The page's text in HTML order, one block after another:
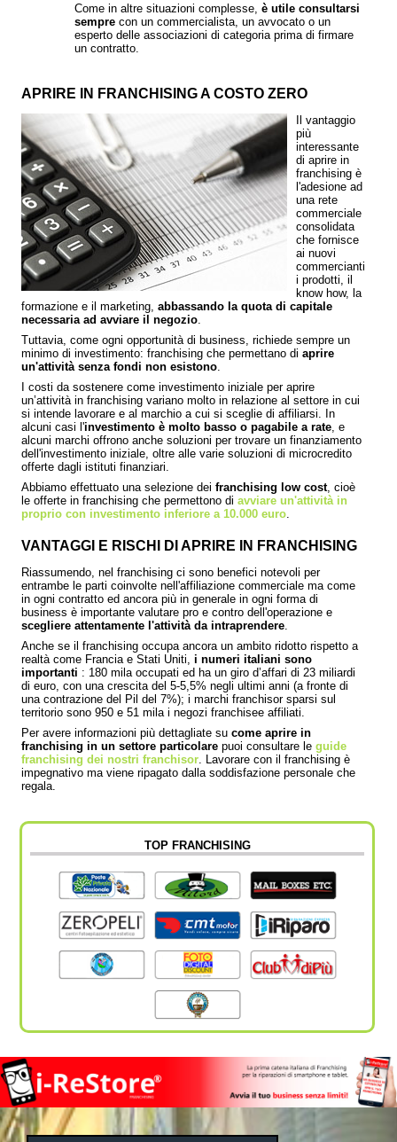
Come in altre situazioni complesse,è utile consultarsi
sempre con un commercialista, un avvocato o un
esperto delle associazioni di categoria prima di firmare
un contratto.
APRIRE IN FRANCHISING A COSTO ZERO
Il vantaggio
più
interessante
di aprire in
franchising è
l'adesione ad
una rete
commerciale
consolidata
che fornisce
ai nuovi
commercianti
i prodotti, il
know how, la
formazione e il marketing,abbassando la quota di capitale
necessaria ad avviare il negozio.
Tuttavia, come ogni opportunità di business, richiede sempre un
minimo di investimento: franchising che permettano diaprire
un'attività senza fondi non esistono.
I costi da sostenere come investimento iniziale per aprire
un’attività in franchising variano molto in relazione al settore in cui
si intende lavorare e al marchio a cui si sceglie di affiliarsi. In
alcuni casi l'investimento è molto basso o pagabile a rate, e
alcuni marchi offrono anche soluzioni per trovare un finanziamento
dell'investimento iniziale, oltre alle varie soluzioni di microcredito
offerte dagli istituti finanziari.
Abbiamo effettuato una selezione deifranchising low cost, cioè
le offerte in franchising che permettono diavviare un'attività in
proprio con investimento inferiore a 10.000 euro
VANTAGGI E RISCHI DI APRIRE IN FRANCHISING
Riassumendo, nel franchising ci sono benefici notevoli per
entrambe le parti coinvolte nell'affiliazione commerciale ma come
in ogni contratto ed ancora più in generale in ogni forma di
business è importante valutare pro e contro dell'operazione e
scegliere attentamente l'attività da intraprendere
Anche se il franchising occupa ancora un ambito ridotto rispetto a
realtà come Francia e Stati Uniti,i numeri italiani sono
importanti : 180 mila occupati ed ha un giro d’affari di 23 miliardi
di euro, con una crescita del 5-5,5% negli ultimi anni (a fronte di
una contrazione del Pil del 7%); i marchi franchisor sparsi sul
territorio sono 950 e 51 mila i negozi franchisee affiliati.
Per avere informazioni più dettagliate sucome aprire in
franchising in un settore particolare puoi consultare leguide
franchising dei nostri franchisor . Lavorare con il franchising è
impegnativo ma viene ripagato dalla soddisfazione personale che
regala.
TOP FRANCHISING